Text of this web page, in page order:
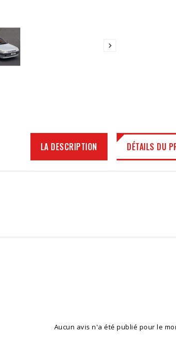

LA DESCRIPTION DÉTAILS DU
Aucun avis n'a été publié pour le